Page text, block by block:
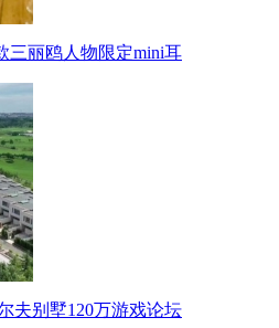
三丽鸥人物限定mini耳
夫别墅120万游戏论坛